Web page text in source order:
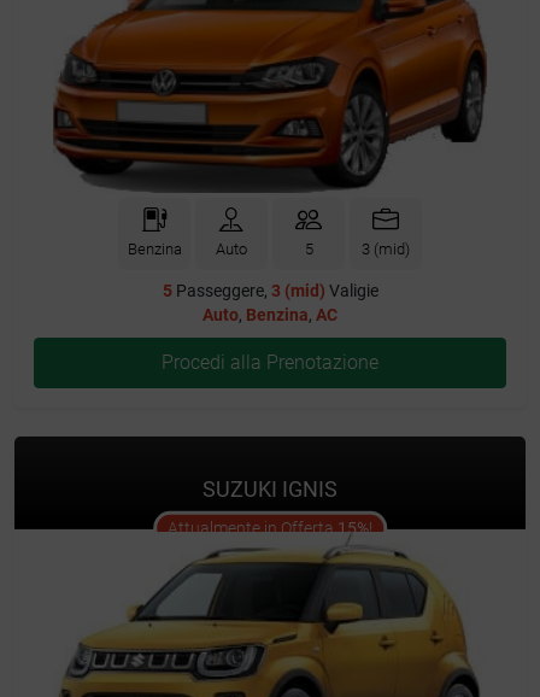
Benzina Auto 5 3 (mid)
5Passeggere, 3 (mid) Valigie
Auto, Benzina, AC
Procedi alla Prenotazione
SUZUKI IGNIS
Attualmente in Offerta15%! offer